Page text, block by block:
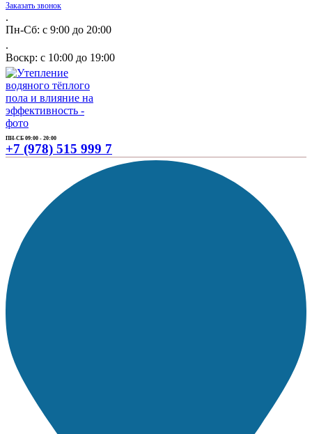
Заказать звонок
.
Пн-Сб: с 9:00 до 20:00
.
Воскр: с 10:00 до 19:00
ПН-СБ 09:00 - 20:00
+7 (978) 515 999 7